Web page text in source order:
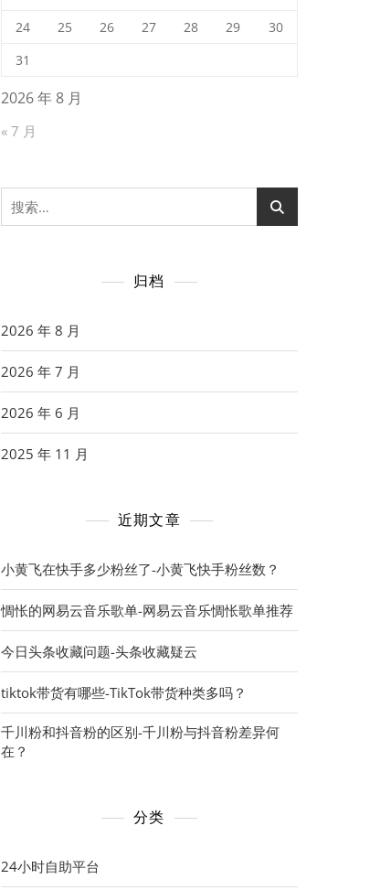
2026 年 8 月
24
25 26 27 28 29
30
31
« 7 月
搜
索：
归档
2026 年 8 月
2026 年 7 月
2026 年 6 月
2025 年 11 月
近期文章
小黄飞在快手多少粉丝了-小黄飞快手粉丝数？
惆怅的网易云音乐歌单-网易云音乐惆怅歌单推荐
今日头条收藏问题-头条收藏疑云
tiktok带货有哪些-TikTok带货种类多吗？
千川粉和抖音粉的区别-千川粉与抖音粉差异何
在？
分类
24小时自助平台